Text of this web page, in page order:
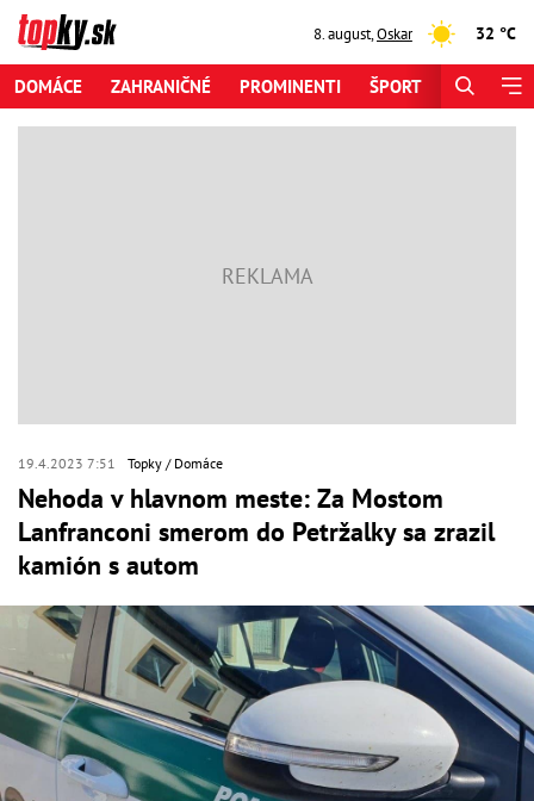
8. august,Oskar 32 °C
DOMÁCE ZAHRANIČNÉ PROMINENTI ŠPORT
19.4.2023 7:51 Topky Domáce
Nehoda v hlavnom meste: Za Mostom
Lanfranconi smerom do Petržalky sa zrazil
kamión s autom